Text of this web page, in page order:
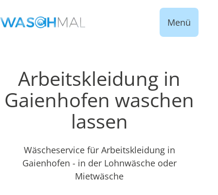
Menü
Arbeitskleidung in
Gaienhofen waschen
lassen
Wäscheservice für Arbeitskleidung in
Gaienhofen - in der Lohnwäsche oder
Mietwäsche